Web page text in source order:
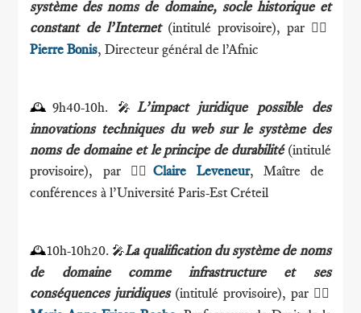
système des noms de domaine, socle historique et
constant de l’Internet (intitulé provisoire), par 🕴🏻
Pierre Bonis, Directeur général de l’Afnic
🕰9h40-10h. 🎤 L’impact juridique possible des
innovations techniques du web sur le système des
noms de domaine et le principe de durabilité(intitulé
provisoire), par 🕴🏻Claire Leveneur, Maître de
conférences à l’Université Paris-Est Créteil
🕰10h-10h20. 🎤La qualification du système de noms
de domaine comme infrastructure et ses
conséquences juridiques(intitulé provisoire), par 🕴🏻